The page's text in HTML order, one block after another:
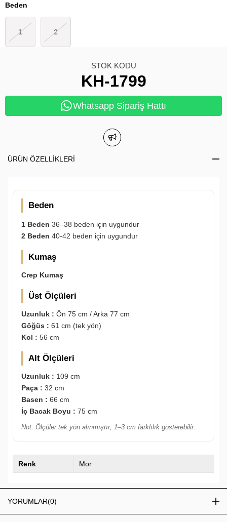
Beden
1 2
STOK KODU
KH-1799
Whatsapp Sipariş Hattı
ÜRÜN ÖZELLIKLERI
Beden
1 Beden 36–38 beden için uygundur
2 Beden 40-42 beden için uygundur
Kumaş
Crep Kumaş
Üst Ölçüleri
Uzunluk : Ön 75 cm / Arka 77 cm
Göğüs : 61 cm (tek yön)
Kol : 56 cm
Alt Ölçüleri
Uzunluk : 109 cm
Paça : 32 cm
Basen : 66 cm
İç Bacak Boyu : 75 cm
Not: Ölçüler tek yön alınmıştır; 1–3 cm farklılık gösterebilir.
Renk Mor
YORUMLAR(0)